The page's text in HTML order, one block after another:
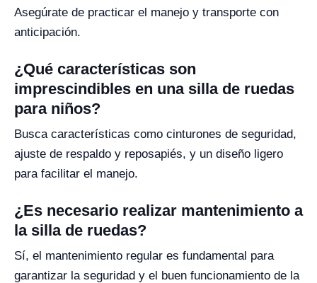
Asegúrate de practicar el manejo y transporte con
anticipación.
¿Qué características son
imprescindibles en una silla de ruedas
para niños?
Busca características como cinturones de seguridad,
ajuste de respaldo y reposapiés, y un diseño ligero
para facilitar el manejo.
¿Es necesario realizar mantenimiento a
la silla de ruedas?
Sí, el mantenimiento regular es fundamental para
garantizar la seguridad y el buen funcionamiento de la